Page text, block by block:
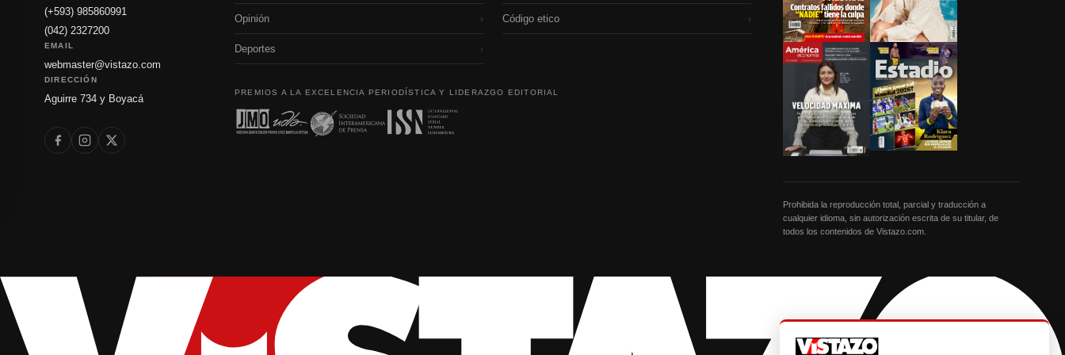
(+593) 985860991
(042) 2327200
EMAIL
webmaster@vistazo.com
DIRECCIÓN
Aguirre 734 y Boyacá
Opinión ›
Deportes ›
Código etico ›
PREMIOS A LA EXCELENCIA PERIODÍSTICA Y LIDERAZGO EDITORIAL
Prohibida la reproducción total, parcial y traducción a
cualquier idioma, sin autorización escrita de su titular, de
todos los contenidos de Vistazo.com.